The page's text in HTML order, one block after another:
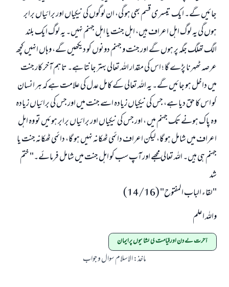
جائیں گے۔ ایک تیسری قسم بھی ہو گی، ان لوگوں کی نیکیاں اور برائیاں برابر
ہوں گی یہ لوگ اہل اعراف ہیں، اہل جنت یا اہل جہنم نہیں۔ یہ لوگ ایک بلند
الگ تھلگ جگہ پر ہوں گے اور جنت و جہنم دونوں کو دیکھیں گے، وہاں انہیں کچھ
عرصہ ٹھہرنا پڑے گا ؛ اس کی مقدار اللہ تعالی بہتر جانتا ہے۔ تاہم آخر کار جنت
میں داخل ہو جائیں گے۔ یہ اللہ تعالی کے کامل عدل کی علامت ہے کہ ہر انسان
کو اس کا حق دیا ہے، جس کی نیکیاں زیادہ اسے جنت میں اور جس کی برائیاں زیادہ
وہ پاک ہونے تک جہنم میں ، اور جس کی نیکیاں اور برائیاں برابر ہوئیں تو وہ اہل
اعراف میں شامل ہو گا، لیکن اعراف دائمی ٹھکانہ نہیں ہو گا، دائمی ٹھکانہ جنت یا
جہنم ہی ہیں۔ اللہ تعالی مجھے اور آپ سب کو اہل جنت میں شامل فرمائے۔" ختم
شد
"لقاء الباب المفتوح" (14/16)
واللہ اعلم
آخرت کے دن اورقیامت کی نشانیوں پرایمان
ماخذ:الاسلام سوال و جواب